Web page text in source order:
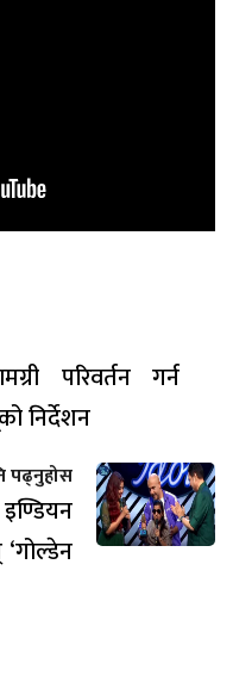
परिवर्तन गर्न
निर्देशन
पढ्नुहोस